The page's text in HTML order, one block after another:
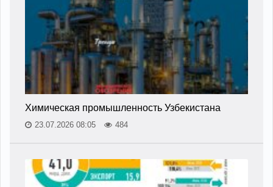
Химическая промышленность Узбекистана
23.07.2026 08:05 484